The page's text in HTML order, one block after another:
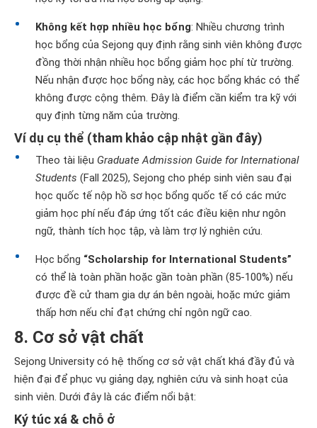
Không kết hợp nhiều học bổng: Nhiều chương trình
học bổng của Sejong quy định rằng sinh viên không được
đồng thời nhận nhiều học bổng giảm học phí từ trường.
Nếu nhận được học bổng này, các học bổng khác có thể
không được cộng thêm. Đây là điểm cần kiểm tra kỹ với
quy định từng năm của trường.
Ví dụ cụ thể (tham khảo cập nhật gần đây)
Theo tài liệu Graduate Admission Guide for International
Students (Fall 2025), Sejong cho phép sinh viên sau đại
học quốc tế nộp hồ sơ học bổng quốc tế có các mức
giảm học phí nếu đáp ứng tốt các điều kiện như ngôn
ngữ, thành tích học tập, và làm trợ lý nghiên cứu.
Học bổng “Scholarship for International Students”
có thể là toàn phần hoặc gần toàn phần (85-100%) nếu
được đề cử tham gia dự án bên ngoài, hoặc mức giảm
thấp hơn nếu chỉ đạt chứng chỉ ngôn ngữ cao.
8. Cơ sở vật chất
Sejong University có hệ thống cơ sở vật chất khá đầy đủ và
hiện đại để phục vụ giảng dạy, nghiên cứu và sinh hoạt của
sinh viên. Dưới đây là các điểm nổi bật:
Ký túc xá & chỗ ở